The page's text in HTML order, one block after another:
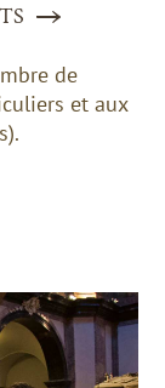
de
et aux